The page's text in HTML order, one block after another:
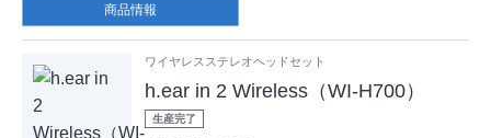
商品情報
ワイヤレスステレオヘッドセット
h.ear in 2 Wireless（WI-H700）
生産完了